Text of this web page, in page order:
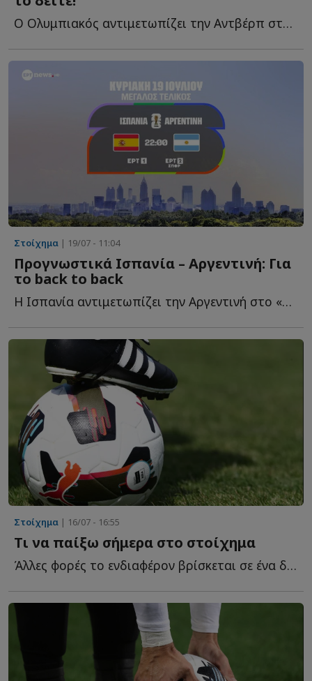
Ο Ολυμπιακός αντιμετωπίζει την Αντβέρπ στο πέμπτο φ...
Στοίχημα | 19/07 - 11:04
Προγνωστικά Ισπανία – Αργεντινή: Για
το back to back
Η Ισπανία αντιμετωπίζει την Αργεντινή στο «New York New Je...
Στοίχημα | 16/07 - 16:55
Τι να παίξω σήμερα στο στοίχημα
Άλλες φορές το ενδιαφέρον βρίσκεται σε ένα δυνατό φαβορί, ά...